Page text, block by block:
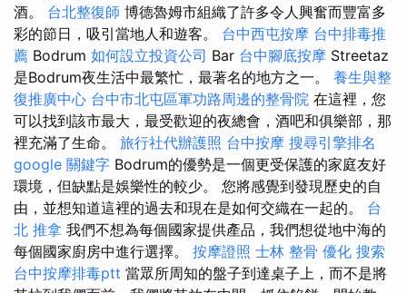
酒。 台北整復師 博德魯姆市組織了許多令人興奮而豐富多
彩的節日，吸引當地人和遊客。 台中西屯按摩 台中排毒推
薦 Bodrum 如何設立投資公司 Bar 台中腳底按摩 Streetaz
是Bodrum夜生活中最繁忙，最著名的地方之一。 養生與整
復推廣中心 台中市北屯區軍功路周邊的整骨院 在這裡，您
可以找到該市最大，最受歡迎的夜總會，酒吧和俱樂部，那
裡充滿了生命。 旅行社代辦護照 台中按摩 搜尋引擎排名
google 關鍵字 Bodrum的優勢是一個更受保護的家庭友好
環境，但缺點是娛樂性的較少。 您將感覺到發現歷史的自
由，並想知道這裡的過去和現在是如何交織在一起的。 台
北 推拿 我們不想為每個國家提供產品，我們想從地中海的
每個國家廚房中進行選擇。 按摩證照 士林 整骨 優化 搜索
台中按摩排毒ptt 當眾所周知的盤子到達桌子上，而不是將